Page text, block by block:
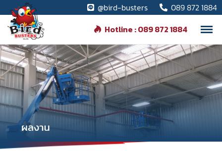
@bird-busters
089 872 1884
Hotline : 089 872 1884